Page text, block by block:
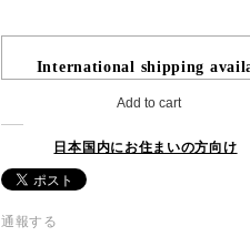
International shipping
Add to cart
日本国内にお住まいの方向け
通報する